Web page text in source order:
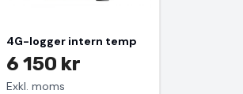
4G-logger intern temp
6 150 kr
Exkl. moms